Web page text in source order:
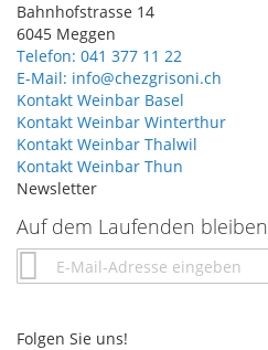
Bahnhofstrasse 14
6045 Meggen
Telefon: 041 377 11 22
E-Mail: info@chezgrisoni.ch
Kontakt Weinbar Basel
Kontakt Weinbar Winterthur
Kontakt Weinbar Thalwil
Kontakt Weinbar Thun
Newsletter
Auf dem Laufenden bleiben
Annmeldung
zum
Folgen Sie uns!